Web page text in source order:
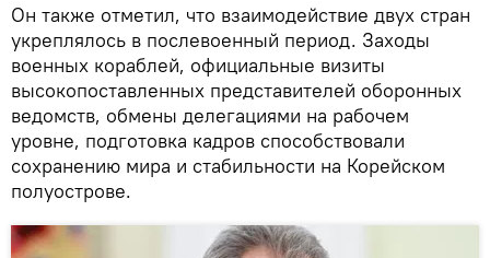
Он также отметил, что взаимодействие двух стран
укреплялось в послевоенный период. Заходы
военных кораблей, официальные визиты
высокопоставленных представителей оборонных
ведомств, обмены делегациями на рабочем
уровне, подготовка кадров способствовали
сохранению мира и стабильности на Корейском
полуострове.